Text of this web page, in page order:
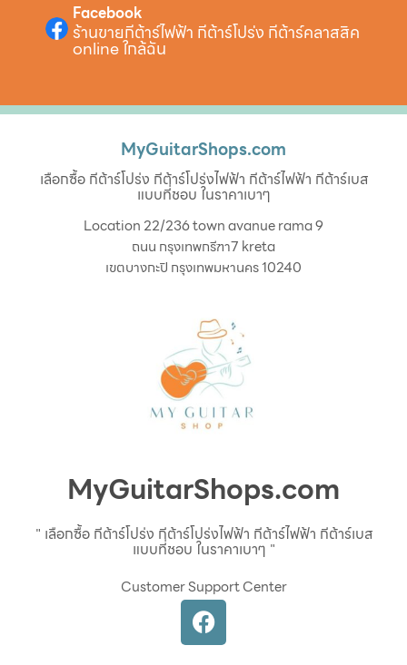
Facebook
ร้านขายกีต้าร์ไฟฟ้า กีต้าร์โปร่ง กีต้าร์คลาสสิค
online ใกล้ฉัน
MyGuitarShops.com
" เลือกซื้อ กีต้าร์โปร่ง กีต้าร์โปร่งไฟฟ้า กีต้าร์ไฟฟ้า กีต้าร์เบส
แบบที่ชอบ ในราคาเบาๆ "
Customer Support Center
MyGuitarShops.com
เลือกซื้อ กีต้าร์โปร่ง กีต้าร์โปร่งไฟฟ้า กีต้าร์ไฟฟ้า กีต้าร์เบส
แบบที่ชอบ ในราคาเบาๆ
Location 22/236 town avanue rama 9
ถนน กรุงเทพกรีฑา7 kreta
เขตบางกะปิ กรุงเทพมหานคร 10240